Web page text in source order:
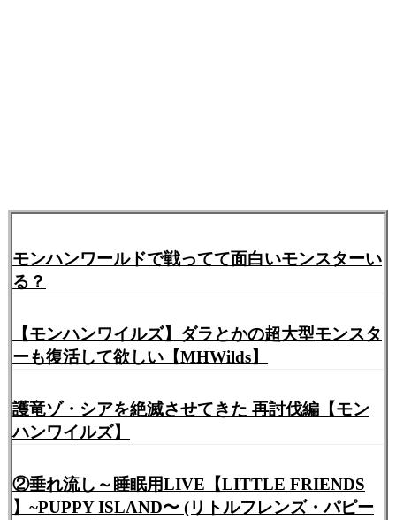
モンハンワールドで戦ってて面白いモンスターい
る？
【モンハンワイルズ】ダラとかの超大型モンスタ
ーも復活して欲しい【MHWilds】
護竜ゾ・シアを絶滅させてきた 再討伐編【モン
ハンワイルズ】
②垂れ流し～睡眠用LIVE【LITTLE FRIENDS
】~PUPPY ISLAND〜 (リトルフレンズ・パピー